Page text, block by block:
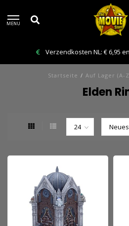
MENU
Verzendkosten NL: € 6,95
Startseite / Auf Lager (A-
Elden